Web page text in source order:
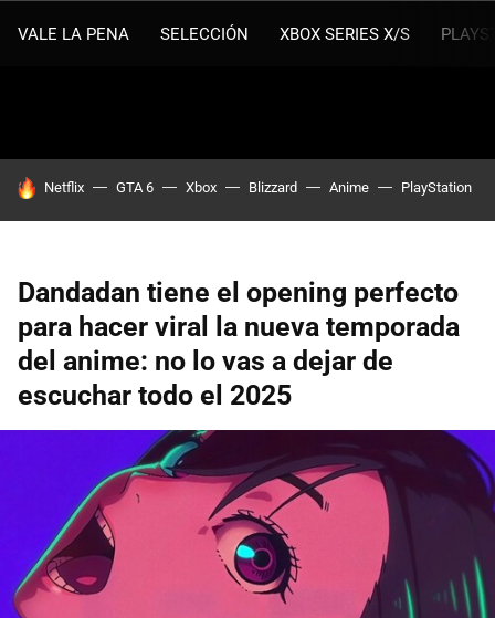
VALE LA PENA SELECCIÓN XBOX SERIES X/S
HOY SE HABLA DE
Netflix GTA 6 Xbox Blizzard Anime PlayStation
Dandadan tiene el opening perfecto
para hacer viral la nueva temporada
del anime: no lo vas a dejar de
escuchar todo el 2025